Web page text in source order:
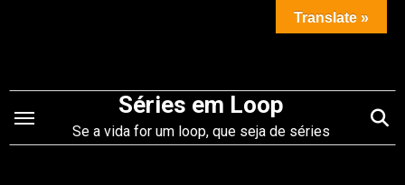
conteúdo
Séries em Loop
Se a vida for um loop, que seja de séries
Translate »